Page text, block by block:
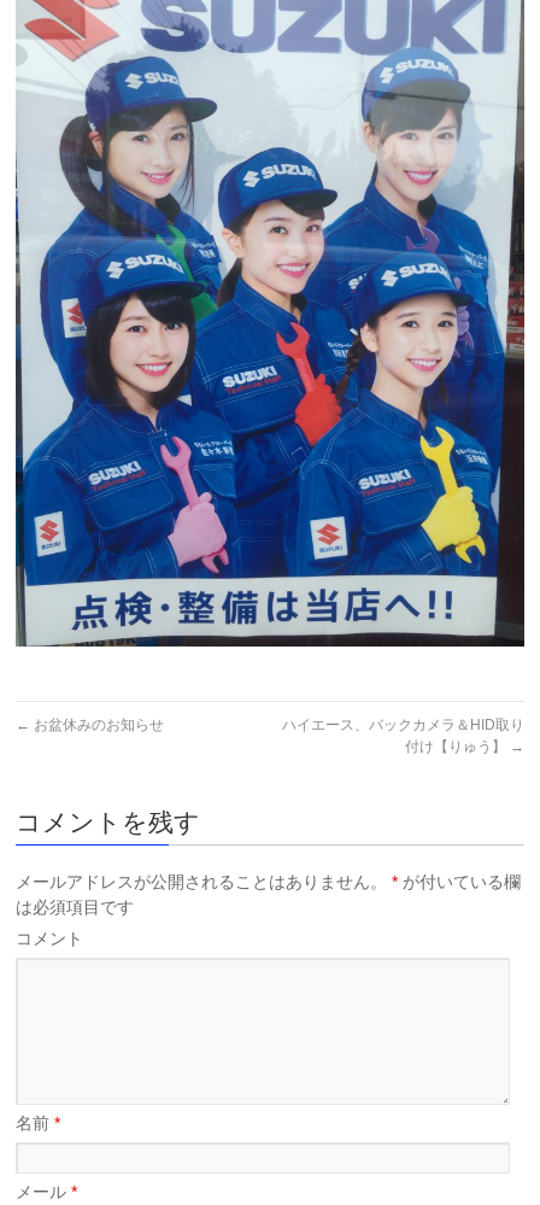
← お盆休みのお知らせ
ハイエース、バックカメラ＆HID取り
付け【りゅう】
→
コメントを残す
メールアドレスが公開されることはありません。 * が付いている欄
は必須項目です
コメント
名前*
メール*